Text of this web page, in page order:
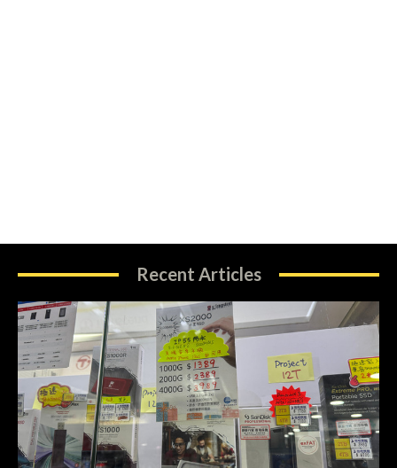
Recent Articles